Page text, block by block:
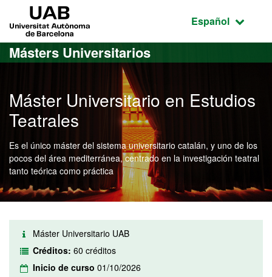
Acceso al contenido principal
Acceso a la navegación de la página
Idioma
Español
Másters Universitarios
Máster Universitario en Estudios
Teatrales
Es el único máster del sistema universitario catalán, y uno de los
pocos del área mediterránea, centrado en la investigación teatral
tanto teórica como práctica
Máster Universitario UAB
Créditos: 60 créditos
Inicio de curso 01/10/2026